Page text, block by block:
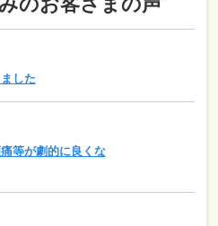
した
等が劇的に良くな